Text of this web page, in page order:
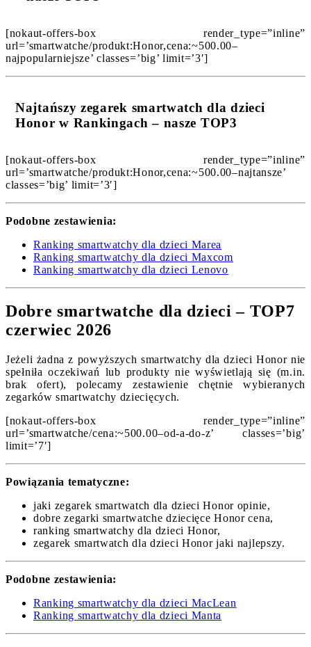
[nokaut-offers-box render_type=”inline”
url=’smartwatche/produkt:Honor,cena:~500.00–
najpopularniejsze’ classes=’big’ limit=’3′]
Najtańszy zegarek smartwatch dla dzieci
Honor w Rankingach – nasze TOP3
[nokaut-offers-box render_type=”inline”
url=’smartwatche/produkt:Honor,cena:~500.00–najtansze’
classes=’big’ limit=’3′]
Podobne zestawienia:
Ranking smartwatchy dla dzieci Marea
Ranking smartwatchy dla dzieci Maxcom
Ranking smartwatchy dla dzieci Lenovo
Dobre smartwatche dla dzieci – TOP7
czerwiec 2026
Jeżeli żadna z powyższych smartwatchy dla dzieci Honor nie
spełniła oczekiwań lub produkty nie wyświetlają się (m.in.
brak ofert), polecamy zestawienie chętnie wybieranych
zegarków smartwatchy dziecięcych.
[nokaut-offers-box render_type=”inline”
url=’smartwatche/cena:~500.00–od-a-do-z’ classes=’big’
limit=’7′]
Powiązania tematyczne:
jaki zegarek smartwatch dla dzieci Honor opinie,
dobre zegarki smartwatche dziecięce Honor cena,
ranking smartwatchy dla dzieci Honor,
zegarek smartwatch dla dzieci Honor jaki najlepszy.
Podobne zestawienia:
Ranking smartwatchy dla dzieci MacLean
Ranking smartwatchy dla dzieci Manta